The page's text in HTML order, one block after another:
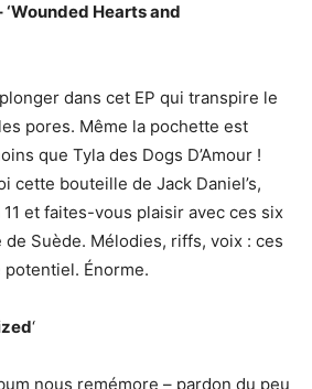
Hearts and
dans cet EP qui transpire le
pores. Même la pochette est
que Tyla des Dogs D’Amour !
cette bouteille de Jack Daniel’s,
et faites-vous plaisir avec ces six
Suède. Mélodies, riffs, voix : ces
Énorme.
‘
nous remémore – pardon du peu